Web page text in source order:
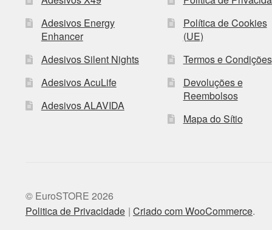
Adesivos Energy
Enhancer
Adesivos Silent Nights
Adesivos AcuLife
Adesivos ALAVIDA
Política de Cookies
(UE)
Termos e Condições
Devoluções e
Reembolsos
Mapa do Sítio
© EuroSTORE 2026
Politica de Privacidade Criado com WooCommerce.